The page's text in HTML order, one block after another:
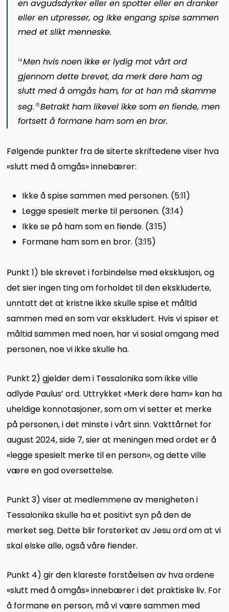
en avgudsdyrker eller en spotter eller en dranker
eller en utpresser, og ikke engang spise sammen
med et slikt menneske.
14 Men hvis noen ikke er lydig mot vårt ord
gjennom dette brevet, da merk dere ham og
slutt med å omgås ham, for at han må skamme
seg. 15 Betrakt ham likevel ikke som en fiende, men
fortsett å formane ham som en bror.
Følgende punkter fra de siterte skriftedene viser hva
«slutt med å omgås» innebærer:
Ikke å spise sammen med personen. (5:11)
Legge spesielt merke til personen. (3:14)
Ikke se på ham som en fiende. (3:15)
Formane ham som en bror. (3:15)
Punkt 1) ble skrevet i forbindelse med eksklusjon, og
det sier ingen ting om forholdet til den ekskluderte,
unntatt det at kristne ikke skulle spise et måltid
sammen med en som var ekskludert. Hvis vi spiser et
måltid sammen med noen, har vi sosial omgang med
personen, noe vi ikke skulle ha.
Punkt 2) gjelder dem i Tessalonika som ikke ville
adlyde Paulus’ ord. Uttrykket «Merk dere ham» kan ha
uheldige konnotasjoner, som om vi setter et merke
på personen, i det minste i vårt sinn. Vakttårnet for
august 2024, side 7, sier at meningen med ordet er å
«legge spesielt merke til en person», og dette ville
være en god oversettelse.
Punkt 3) viser at medlemmene av menigheten i
Tessalonika skulle ha et positivt syn på den de
merket seg. Dette blir forsterket av Jesu ord om at vi
skal elske alle, også våre fiender.
Punkt 4) gir den klareste forståelsen av hva ordene
«slutt med å omgås» innebærer i det praktiske liv. For
å formane en person, må vi være sammen med